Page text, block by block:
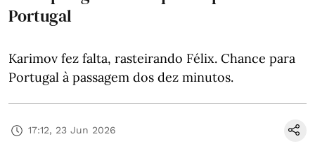
Portugal
Karimov fez falta, rasteirando Félix. Chance para
Portugal à passagem dos dez minutos.
17:12, 23 Jun 2026